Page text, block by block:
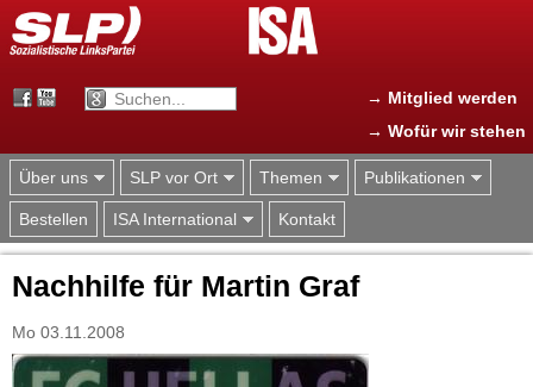
Jump to navigation
→ Mitglied werden
→ Wofür wir stehen
Über uns SLP vor Ort Themen Publikationen
Bestellen ISA International Kontakt
Nachhilfe für Martin Graf
Mo 03.11.2008